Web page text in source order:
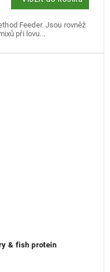
Feeder. Jsou rovněž
při lovu...
& fish protein